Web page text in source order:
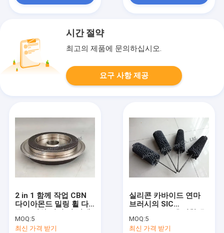
시간 절약
최고의 제품에 문의하십시오.
요구 사항 제공
2 in 1 함께 작업 CBN
다이아몬드 밀링 휠 다
MOQ:5
최신 가격 받기
실리콘 카바이드 연마
브러시의 SIC
닝 브러시
MOQ:5
최신 가격 받기